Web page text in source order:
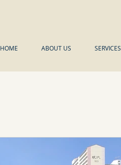
HOME ABOUT US SERVICES